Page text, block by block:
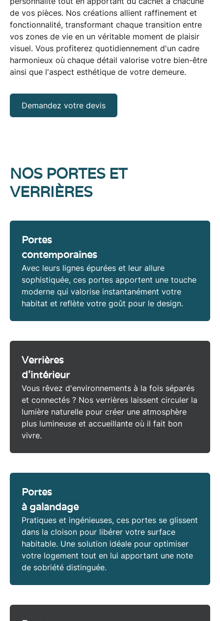
de vos pièces. Nos créations allient raffinement et
fonctionnalité, transformant chaque transition entre
vos zones de vie en un véritable moment de plaisir
visuel. Vous profiterez quotidiennement d'un cadre
harmonieux où chaque détail valorise votre bien-être
ainsi que l'aspect esthétique de votre demeure.
Demandez votre devis
NOS PORTES ET
VERRIÈRES
Portes
contemporaines
Avec leurs lignes épurées et leur allure
sophistiquée, ces portes apportent une touche
moderne qui valorise instantanément votre
habitat et reflète votre goût pour le design.
Verrières
d'intérieur
Vous rêvez d'environnements à la fois séparés
et connectés ? Nos verrières laissent circuler la
lumière naturelle pour créer une atmosphère
plus lumineuse et accueillante où il fait bon
vivre.
Portes
à galandage
Pratiques et ingénieuses, ces portes se glissent
dans la cloison pour libérer votre surface
habitable. Une solution idéale pour optimiser
votre logement tout en lui apportant une note
de sobriété distinguée.